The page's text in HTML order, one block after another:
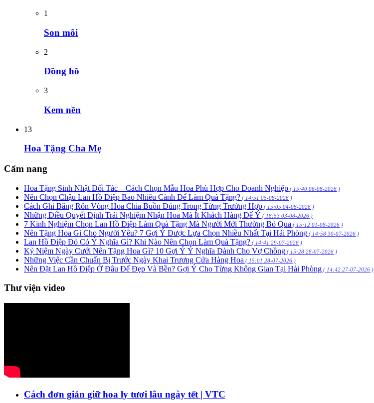
1
Son môi
2
Đồng hồ
3
Kem nền
13
Hoa Tặng Cha Mẹ
Cẩm nang
Hoa Tặng Sinh Nhật Đối Tác – Cách Chọn Mẫu Hoa Phù Hợp Cho Doanh Nghiệp ( 15:40 06-08-2026 )
Nên Chọn Chậu Lan Hồ Điệp Bao Nhiêu Cành Để Làm Quà Tặng? ( 14:51 05-08-2026 )
Cách Ghi Băng Rôn Vòng Hoa Chia Buồn Đúng Trong Từng Trường Hợp ( 15:05 04-08-2026 )
Những Điều Quyết Định Trải Nghiệm Nhận Hoa Mà Ít Khách Hàng Để Ý ( 18:53 03-08-2026 )
7 Kinh Nghiệm Chọn Lan Hồ Điệp Làm Quà Tặng Mà Người Mới Thường Bỏ Qua ( 15:12 01-08-2026 )
Nên Tặng Hoa Gì Cho Người Yêu? 7 Gợi Ý Được Lựa Chọn Nhiều Nhất Tại Hải Phòng ( 14:58 30-07-2026 )
Lan Hồ Điệp Đỏ Có Ý Nghĩa Gì? Khi Nào Nên Chọn Làm Quà Tặng? ( 14:41 29-07-2026 )
Kỷ Niệm Ngày Cưới Nên Tặng Hoa Gì? 10 Gợi Ý Ý Nghĩa Dành Cho Vợ Chồng ( 15:28 28-07-2026 )
Những Việc Cần Chuẩn Bị Trước Ngày Khai Trương Cửa Hàng Hoa ( 15:01 28-07-2026 )
Nên Đặt Lan Hồ Điệp Ở Đâu Để Đẹp Và Bền? Gợi Ý Cho Từng Không Gian Tại Hải Phòng ( 14:42 27-07-2026 )
Thư viện video
Cách đơn giản giữ hoa ly tươi lâu ngày tết | VTC